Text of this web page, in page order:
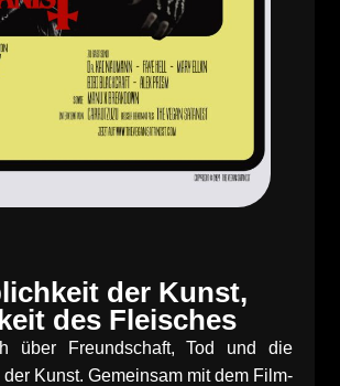
der Kunst,
des Fleisches
über Freundschaft, Tod und die
Kunst. Gemeinsam mit dem Film-